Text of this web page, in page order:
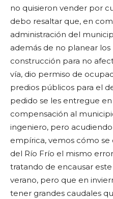
no quisieron vender por
debo resaltar que, en
administración del
además de no planear
construcción para no
vía, dio permiso de
predios públicos para el
pedido se les entregue
compensación al
ingeniero, pero
empírica, vemos cómo
del Río Frío el mismo
tratando de encausar
verano, pero que en
tener grandes caudales